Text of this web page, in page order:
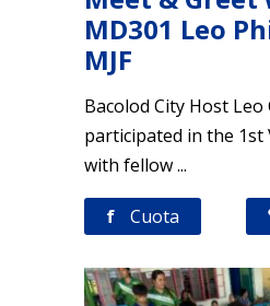
MD301 Leo
MJF
Bacolod City Host
participated in the
with fellow ...
f Cuota